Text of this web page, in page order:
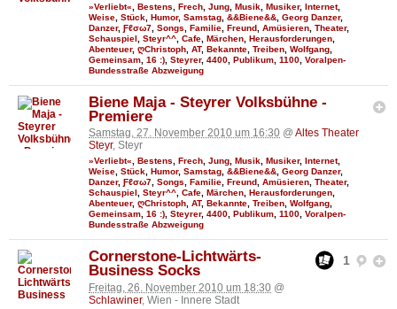
»Verliebt« Bestens Frech Jung Musik Musiker, Internet,
Weise Stück Humor, Samstag &&Biene&& Georg Danzer,
Danzer, Ƒℓσω7 Songs Familie Freund Amüsieren Theater,
Schauspiel
Steyr^^ Cafe Märchen Herausforderungen
Abenteuer, ღChristoph AT, Bekannte Treiben Wolfgang
Gemeinsam 16 :) Steyrer, 4400 Publikum 1100 Voralpen-
Bundesstraße Abzweigung
Biene Maja - Steyrer Volksbühne -
Premiere
Samstag, 27. November 2010 um 16:30 @ Altes Theater
Steyr, Steyr
»Verliebt«, Bestens, Frech, Jung, Musik, Musiker, Internet,
Weise, Stück, Humor, Samstag, &&Biene&&, Georg Danzer,
Danzer, Ƒℓσω7, Songs, Familie, Freund, Amüsieren, Theater,
Schauspiel, Steyr^^, Cafe, Märchen, Herausforderungen,
Abenteuer, ღChristoph, AT, Bekannte, Treiben, Wolfgang,
Gemeinsam, 16 :), Steyrer, 4400, Publikum, 1100, Voralpen-
Bundesstraße Abzweigung
1
Cornerstone-Lichtwärts-
Business Socks
Freitag, 26. November 2010 um 18:30 @
Schlawiner, Wien - Innere Stadt